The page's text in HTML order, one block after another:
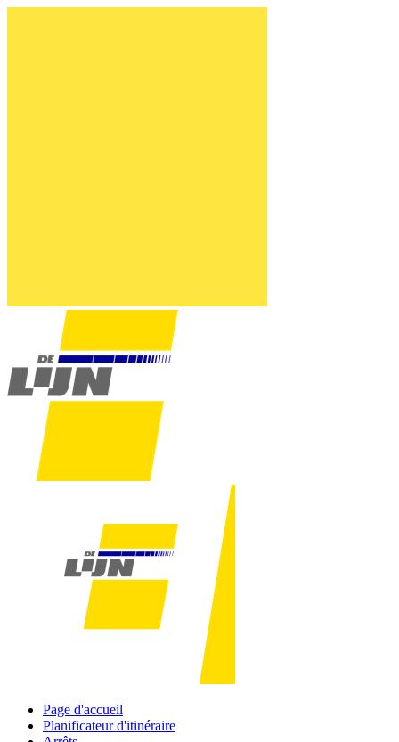
Page d'accueil
Planificateur d'itinéraire